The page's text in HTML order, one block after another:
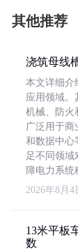
其他推荐
浇筑母线
本文详细介
应用领域。
机械、防火
广泛用于商
和数据中心
足不同领域
障电力系统
2026年8月4
13米平板
数